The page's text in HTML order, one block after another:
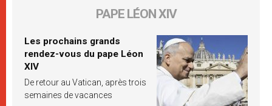
PAPE LÉON XIV
Les prochains grands
rendez-vous du pape Léon
XIV
De retour au Vatican, après trois
semaines de vacances